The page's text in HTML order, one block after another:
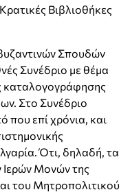
Βιβλιοθήκες
Σπουδών
Συνέδριο με θέμα
καταλογογράφησης
Στο Συνέδριο
που επί χρόνια, και
Ότι, δηλαδή, τα
Μονών της
του Μητροπολιτικού